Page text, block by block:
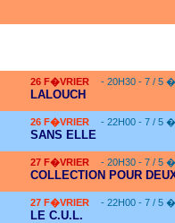
26 F�VRIER - 20H30 - 7 / 5 �
LALOUCH
26 F�VRIER - 22H00 - 7 / 5 �
SANS ELLE
27 F�VRIER - 20H30 - 7 / 5 �
COLLECTION POUR
27 F�VRIER - 22H00 - 7 / 5 �
LE C.U.L.